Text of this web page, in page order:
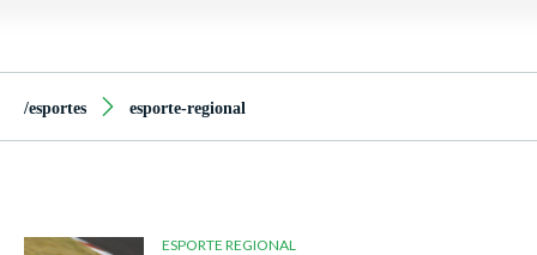
/esportes esporte-regional
ESPORTE REGIONAL